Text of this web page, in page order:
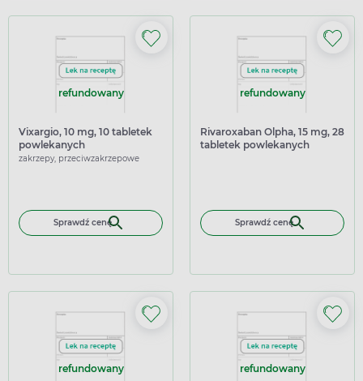
refundowany
Vixargio, 10 mg, 10 tabletek
powlekanych
zakrzepy, przeciwzakrzepowe
Sprawdź cenę
refundowany
Rivaroxaban Olpha, 15 mg, 28
tabletek powlekanych
Sprawdź cenę
refundowany refundowany